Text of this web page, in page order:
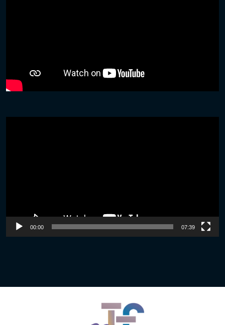
00:00 07:39